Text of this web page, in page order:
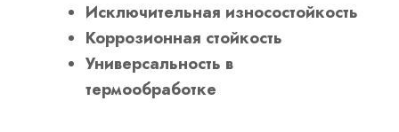
Исключительная износостойкость
Коррозионная стойкость
Универсальность в
термообработке